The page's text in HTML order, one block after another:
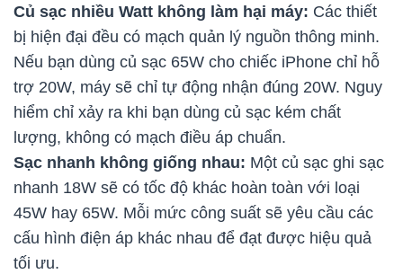
Củ sạc nhiều Watt không làm hại máy: Các thiết
bị hiện đại đều có mạch quản lý nguồn thông minh.
Nếu bạn dùng củ sạc 65W cho chiếc iPhone chỉ hỗ
trợ 20W, máy sẽ chỉ tự động nhận đúng 20W. Nguy
hiểm chỉ xảy ra khi bạn dùng củ sạc kém chất
lượng, không có mạch điều áp chuẩn.
Sạc nhanh không giống nhau: Một củ sạc ghi sạc
nhanh 18W sẽ có tốc độ khác hoàn toàn với loại
45W hay 65W. Mỗi mức công suất sẽ yêu cầu các
cấu hình điện áp khác nhau để đạt được hiệu quả
tối ưu.